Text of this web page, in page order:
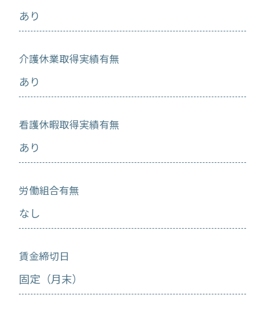
あり
介護休業取得実績有無
あり
看護休暇取得実績有無
あり
労働組合有無
なし
賃金締切日
固定（月末）